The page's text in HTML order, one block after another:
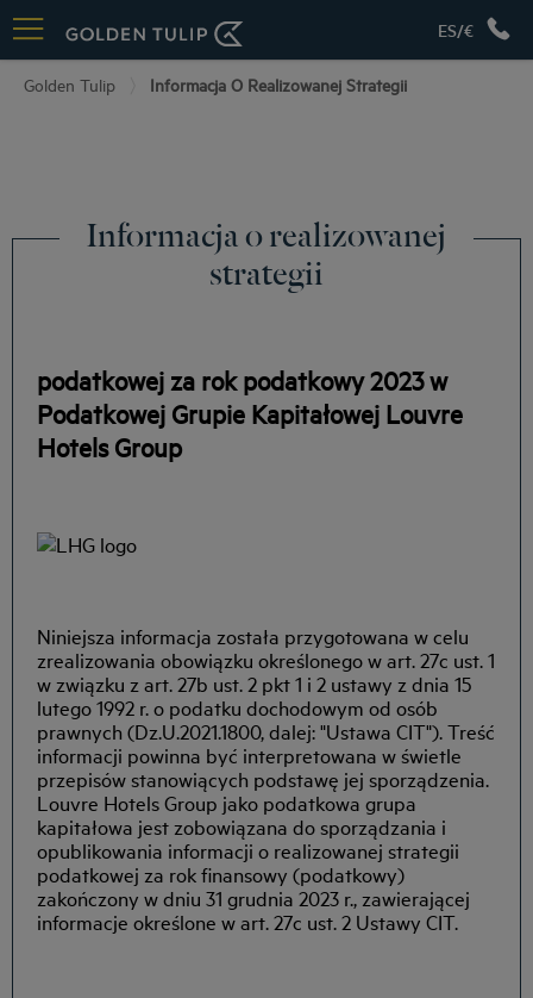
ES/€
Golden Tulip Informacja O Realizowanej Strategii
Informacja o realizowanej
strategii
podatkowej za rok podatkowy 2023 w
Podatkowej Grupie Kapitałowej Louvre
Hotels Group
Niniejsza informacja została przygotowana w celu
zrealizowania obowiązku określonego w art. 27c ust. 1
w związku z art. 27b ust. 2 pkt 1 i 2 ustawy z dnia 15
lutego 1992 r. o podatku dochodowym od osób
prawnych (Dz.U.2021.1800, dalej: "Ustawa CIT"). Treść
informacji powinna być interpretowana w świetle
przepisów stanowiących podstawę jej sporządzenia.
Louvre Hotels Group jako podatkowa grupa
kapitałowa jest zobowiązana do sporządzania i
opublikowania informacji o realizowanej strategii
podatkowej za rok finansowy (podatkowy)
zakończony w dniu 31 grudnia 2023 r., zawierającej
informacje określone w art. 27c ust. 2 Ustawy CIT.